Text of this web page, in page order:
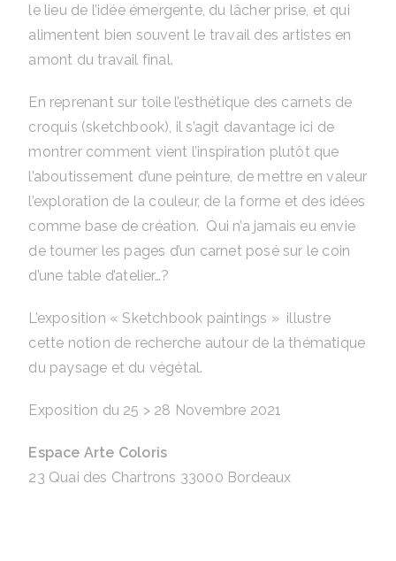
le lieu de l’idée émergente, du lâcher prise, et qui
alimentent bien souvent le travail des artistes en
amont du travail final.
En reprenant sur toile l’esthétique des carnets de
croquis (sketchbook), il s’agit davantage ici de
montrer comment vient l’inspiration plutôt que
l’aboutissement d’une peinture, de mettre en valeur
l’exploration de la couleur, de la forme et des idées
comme base de création. Qui n’a jamais eu envie
de tourner les pages d’un carnet posé sur le coin
d’une table d’atelier…?
L’exposition « Sketchbook paintings » illustre
cette notion de recherche autour de la thématique
du paysage et du végétal.
Exposition du 25 > 28 Novembre 2021
Espace Arte Coloris
23 Quai des Chartrons 33000 Bordeaux